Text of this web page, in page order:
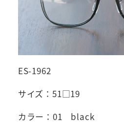
ES-1962
サイズ：51□19
カラー：01 black